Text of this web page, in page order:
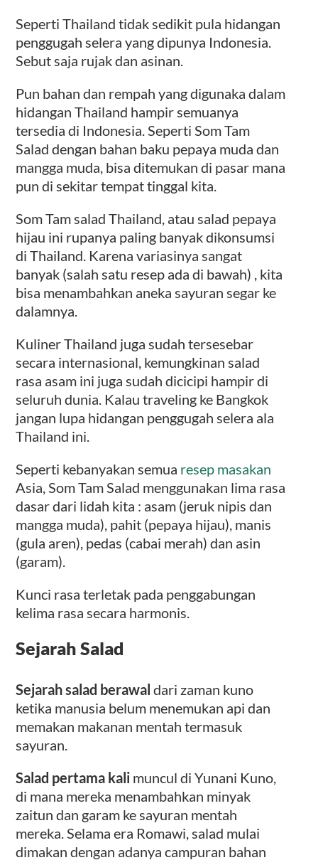
Seperti Thailand tidak sedikit pula hidangan
penggugah selera yang dipunya Indonesia.
Sebut saja rujak dan asinan.
Pun bahan dan rempah yang digunaka dalam
hidangan Thailand hampir semuanya
tersedia di Indonesia. Seperti Som Tam
Salad dengan bahan baku pepaya muda dan
mangga muda, bisa ditemukan di pasar mana
pun di sekitar tempat tinggal kita.
Som Tam salad Thailand, atau salad pepaya
hijau ini rupanya paling banyak dikonsumsi
di Thailand. Karena variasinya sangat
banyak (salah satu resep ada di bawah) , kita
bisa menambahkan aneka sayuran segar ke
dalamnya.
Kuliner Thailand juga sudah tersesebar
secara internasional, kemungkinan salad
rasa asam ini juga sudah dicicipi hampir di
seluruh dunia. Kalau traveling ke Bangkok
jangan lupa hidangan penggugah selera ala
Thailand ini.
Seperti kebanyakan semua resep masakan
Asia, Som Tam Salad menggunakan lima rasa
dasar dari lidah kita : asam (jeruk nipis dan
mangga muda), pahit (pepaya hijau), manis
(gula aren), pedas (cabai merah) dan asin
(garam).
Kunci rasa terletak pada penggabungan
kelima rasa secara harmonis.
Sejarah Salad
Sejarah salad berawal dari zaman kuno
ketika manusia belum menemukan api dan
memakan makanan mentah termasuk
sayuran.
Salad pertama kali muncul di Yunani Kuno,
di mana mereka menambahkan minyak
zaitun dan garam ke sayuran mentah
mereka. Selama era Romawi, salad mulai
dimakan dengan adanya campuran bahan